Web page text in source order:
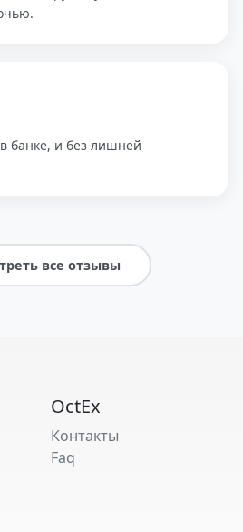
банке, и без лишней
все отзывы
OctEx
Контакты
Faq